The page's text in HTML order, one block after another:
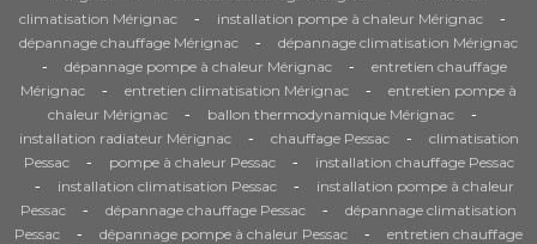
climatisation Mérignac
- installation pompe à chaleur Mérignac -
dépannage chauffage Mérignac - dépannage climatisation Mérignac
- dépannage pompe à chaleur Mérignac -
entretien chauffage
Mérignac
- entretien climatisation Mérignac -
entretien pompe à
chaleur Mérignac
- ballon thermodynamique Mérignac -
installation radiateur Mérignac - chauffage Pessac -
climatisation
Pessac
- pompe à chaleur Pessac - installation chauffage Pessac
- installation climatisation Pessac -
installation pompe à chaleur
Pessac
- dépannage chauffage Pessac -
dépannage climatisation
Pessac
- dépannage pompe à chaleur Pessac -
entretien chauffage